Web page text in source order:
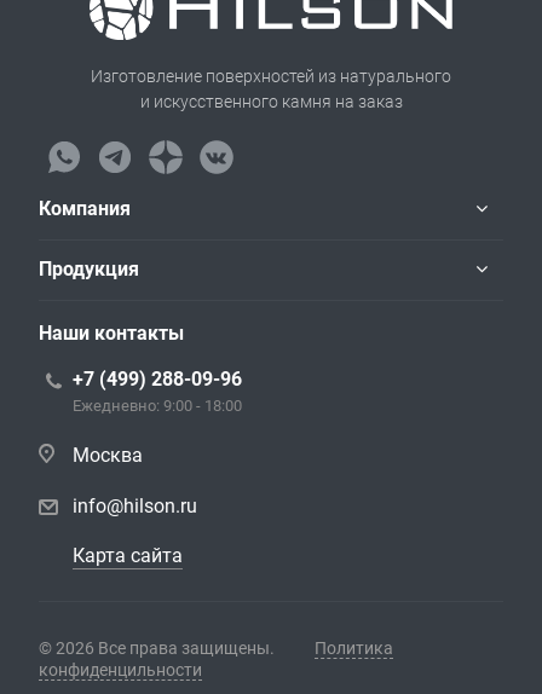
Изготовление поверхностей из натурального
и искусственного камня на заказ
Компания
Продукция
Наши контакты
+7 (499) 288-09-96
Ежедневно: 9:00 - 18:00
Москва
info@hilson.ru
Карта сайта
© 2026 Все права защищены.
Политика
конфиденцильности